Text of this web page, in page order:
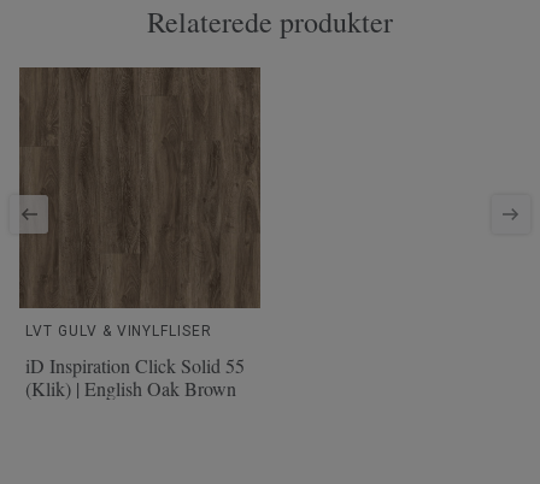
Relaterede produkter
LVT GULV & VINYLFLISER
iD Inspiration Click Solid 55
(Klik) | English Oak Brown